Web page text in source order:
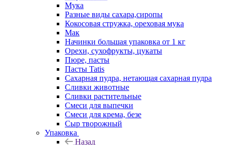
Мука
Разные виды сахара,сиропы
Кокосовая стружка, ореховая мука
Мак
Начинки большая упаковка от 1 кг
Орехи, сухофрукты, цукаты
Пюре, пасты
Пасты Tatis
Сахарная пудра, нетающая сахарная пудра
Сливки животные
Сливки растительные
Смеси для выпечки
Смеси для крема, безе
Сыр творожный
Упаковка
Назад